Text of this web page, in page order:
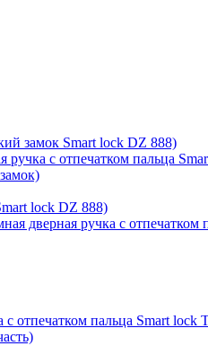
замок Smart lock DZ 888)
ручка с отпечатком пальца
lock DZ 888)
дверная ручка с отпечатком
отпечатком пальца Smart lock